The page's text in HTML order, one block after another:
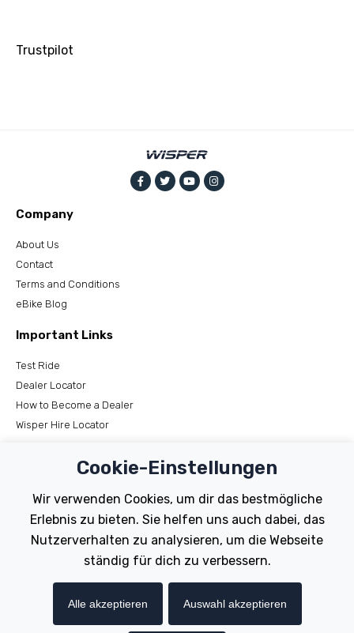
Trustpilot
Company
About Us
Contact
Terms and Conditions
eBike Blog
Important Links
Test Ride
Dealer Locator
How to Become a Dealer
Wisper Hire Locator
FAQs
Manuals
Tutorials
Wayfarer
Cookie-Einstellungen
Wir verwenden Cookies, um dir das bestmögliche
Erlebnis zu bieten. Sie helfen uns auch dabei, das
Nutzerverhalten zu analysieren, um die Webseite
ständig für dich zu verbessern.
Alle akzeptieren Auswahl akzeptieren